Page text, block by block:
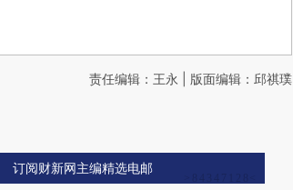
责任编辑：王永 | 版面编辑：邱祺璞
订阅财新网主编精选电邮